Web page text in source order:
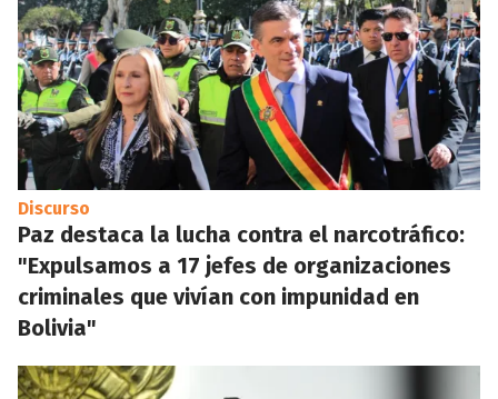
Discurso
Paz destaca la lucha contra el narcotráfico:
"Expulsamos a 17 jefes de organizaciones
criminales que vivían con impunidad en
Bolivia"